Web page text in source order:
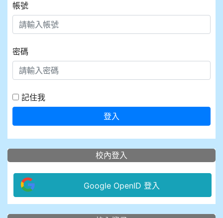
帳號
密碼
記住我
登入
校內登入
Google OpenID 登入